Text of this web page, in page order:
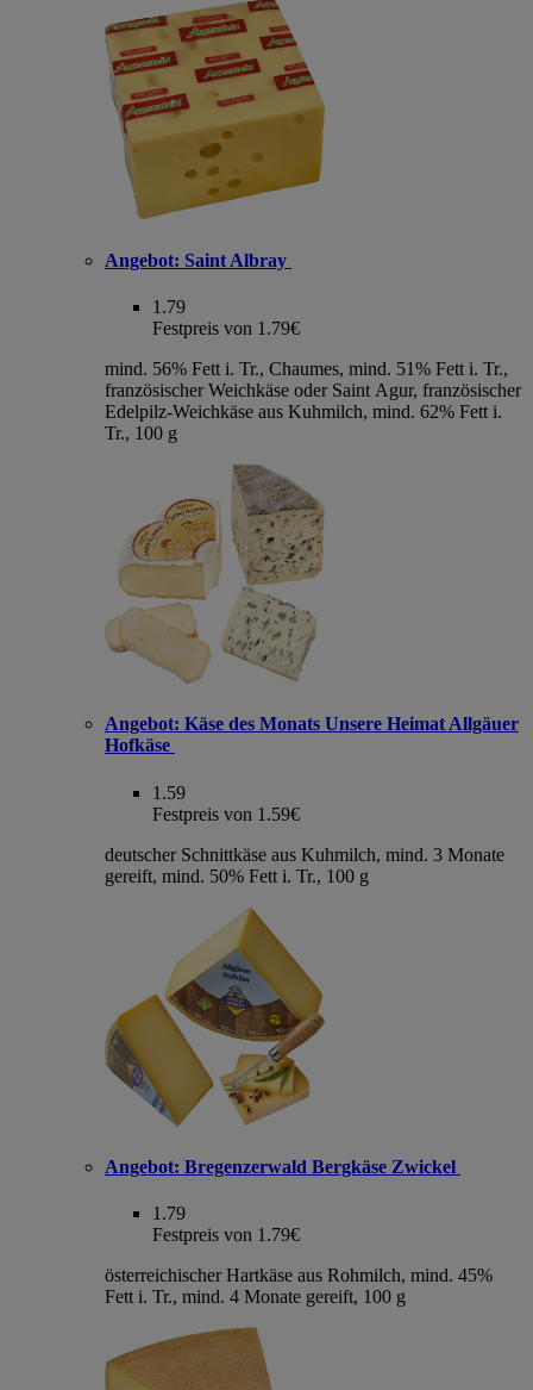
Angebot: Saint Albray
1.79
Festpreis von 1.79€
mind. 56% Fett i. Tr., Chaumes, mind. 51% Fett i. Tr.,
französischer Weichkäse oder Saint Agur, französischer
Edelpilz-Weichkäse aus Kuhmilch, mind. 62% Fett i.
Tr., 100 g
Angebot: Käse des Monats Unsere Heimat Allgäuer
Hofkäse
1.59
Festpreis von 1.59€
deutscher Schnittkäse aus Kuhmilch, mind. 3 Monate
gereift, mind. 50% Fett i. Tr., 100 g
Angebot: Bregenzerwald Bergkäse Zwickel
1.79
Festpreis von 1.79€
österreichischer Hartkäse aus Rohmilch, mind. 45%
Fett i. Tr., mind. 4 Monate gereift, 100 g